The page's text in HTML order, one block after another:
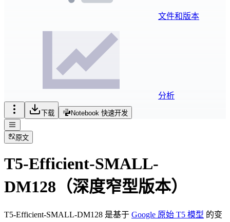
文件和版本
分析
下载 Notebook 快速开发
原文
T5-Efficient-SMALL-
DM128（深度窄型版本）
T5-Efficient-SMALL-DM128 是基于 Google 原始 T5 模型 的变